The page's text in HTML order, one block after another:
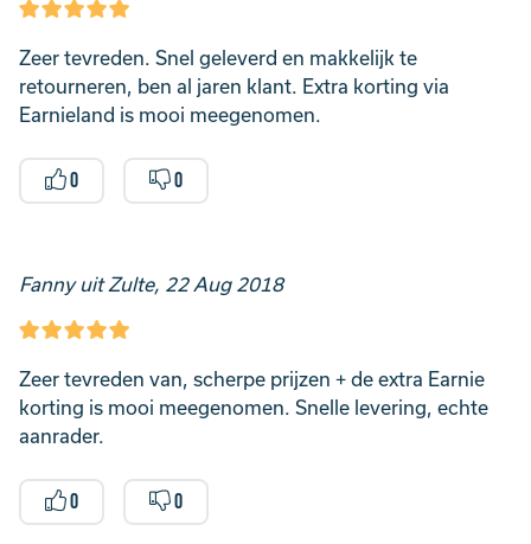
Zeer tevreden. Snel geleverd en makkelijk te
retourneren, ben al jaren klant. Extra korting via
Earnieland is mooi meegenomen.
0 0
Fanny uit Zulte, 22 Aug 2018
Zeer tevreden van, scherpe prijzen + de extra Earnie
korting is mooi meegenomen. Snelle levering, echte
aanrader.
0 0